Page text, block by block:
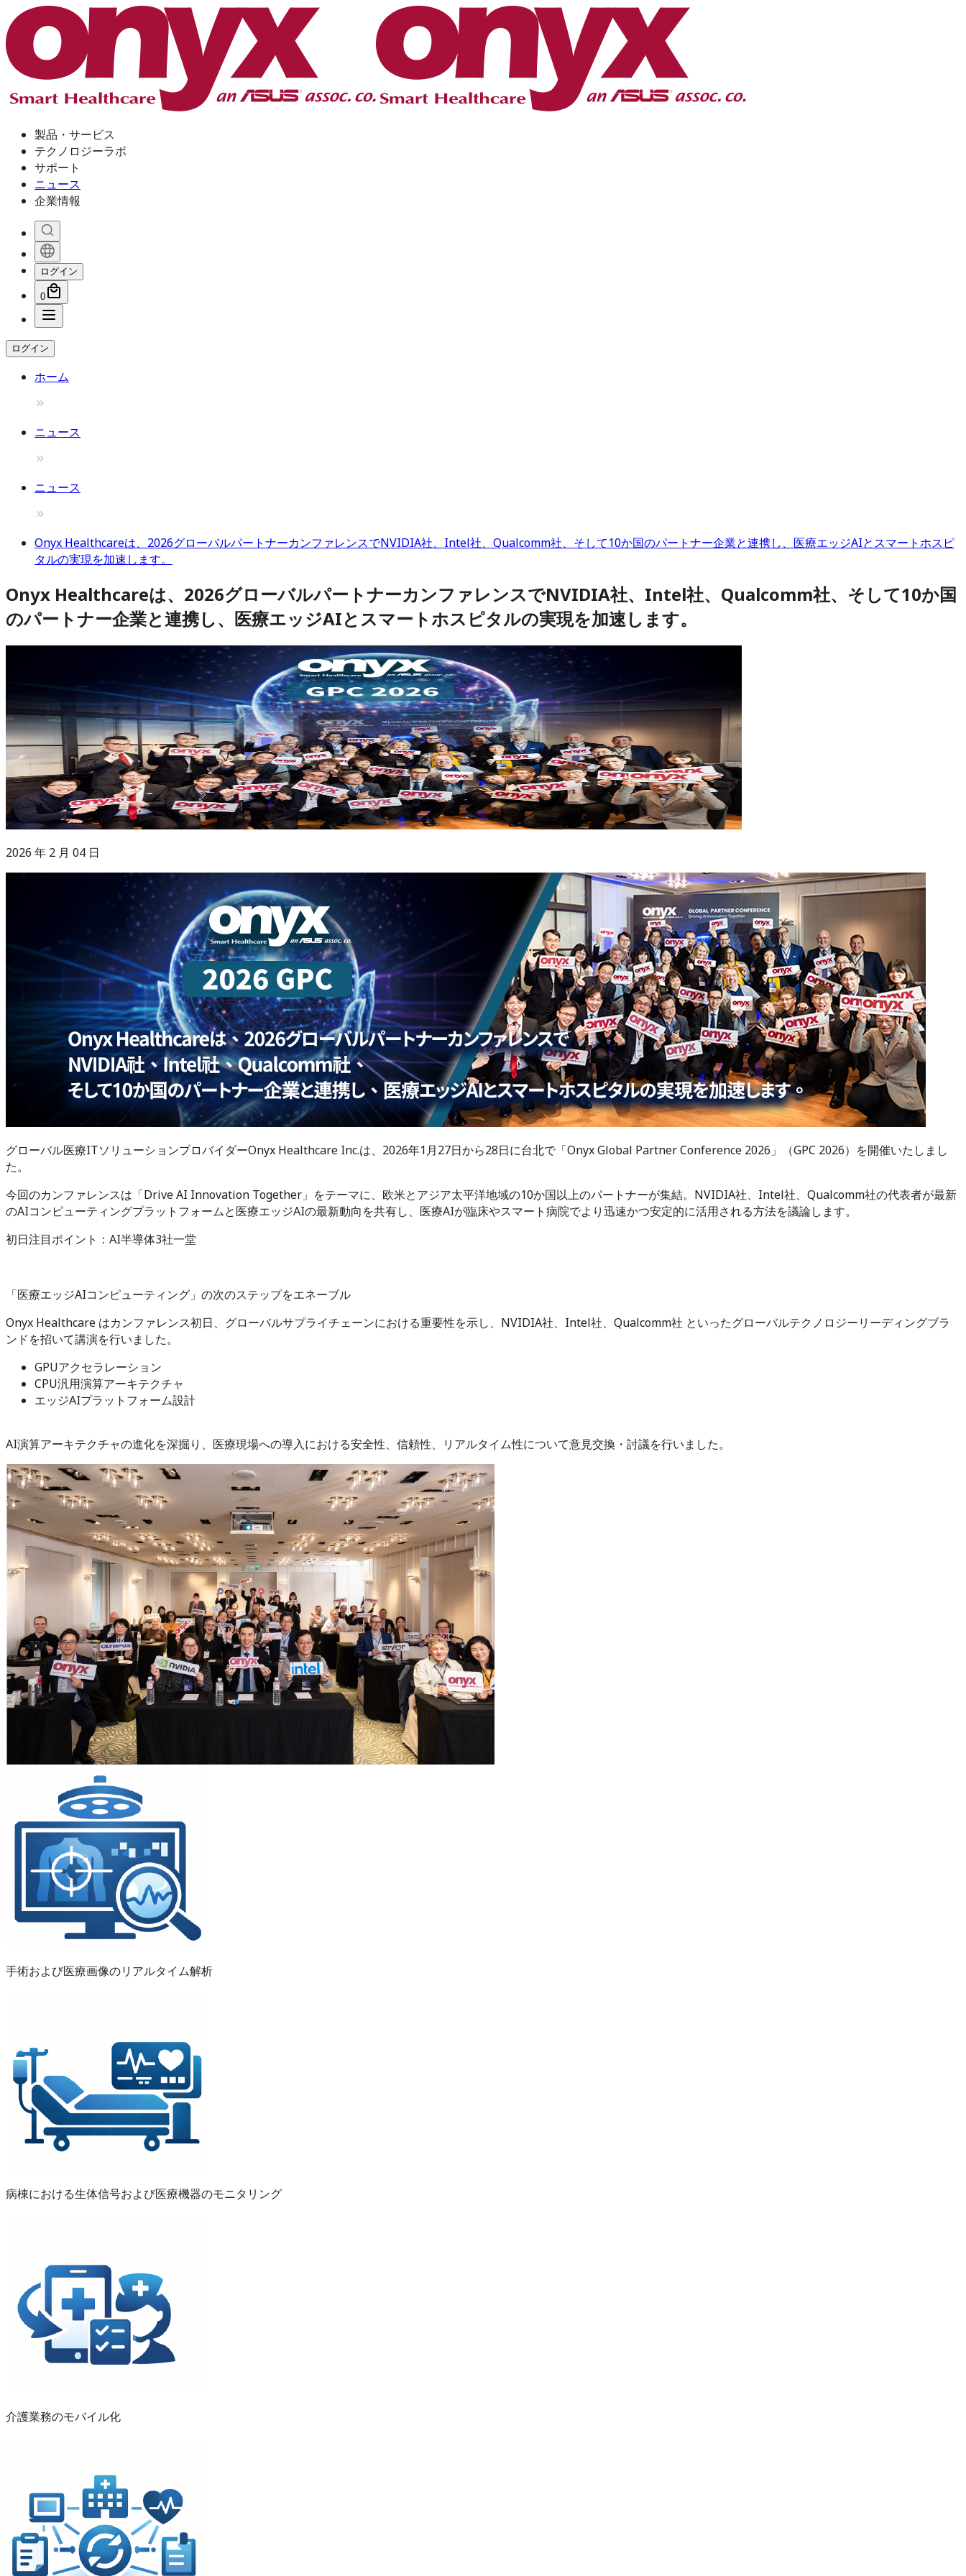
製品・サービス
テクノロジーラボ
サポート
ニュース
企業情報
ログイン
0
ログイン
ホーム
ニュース
ニュース
Onyx Healthcareは、2026グローバルパートナーカンファレンスでNVIDIA社、Intel社、Qualcomm社、そして10か国のパートナー企業と連携し、医療エッジAIとスマートホスピ
タルの実現を加速します。
Onyx Healthcareは、2026グローバルパートナーカンファレンスでNVIDIA社、Intel社、Qualcomm社、そして10か国
のパートナー企業と連携し、医療エッジAIとスマートホスピタルの実現を加速します。
2026 年 2 月 04 日
グローバル医療ITソリューションプロバイダーOnyx Healthcare Inc.は、2026年1月27日から28日に台北で「Onyx Global Partner Conference 2026」（GPC 2026）を開催いたしまし
た。
今回のカンファレンスは「Drive AI Innovation Together」をテーマに、欧米とアジア太平洋地域の10か国以上のパートナーが集結。NVIDIA社、Intel社、Qualcomm社の代表者が最新
のAIコンピューティングプラットフォームと医療エッジAIの最新動向を共有し、医療AIが臨床やスマート病院でより迅速かつ安定的に活用される方法を議論します。
初日注目ポイント：AI半導体3社一堂
「医療エッジAIコンピューティング」の次のステップをエネーブル
Onyx Healthcare はカンファレンス初日、グローバルサプライチェーンにおける重要性を示し、NVIDIA社、Intel社、Qualcomm社 といったグローバルテクノロジーリーディングブラ
ンドを招いて講演を行いました。
GPUアクセラレーション
CPU汎用演算アーキテクチャ
エッジAIプラットフォーム設計
AI演算アーキテクチャの進化を深掘り、医療現場への導入における安全性、信頼性、リアルタイム性について意見交換・討議を行いました。
手術および医療画像のリアルタイム解析
病棟における生体信号および医療機器のモニタリング
介護業務のモバイル化